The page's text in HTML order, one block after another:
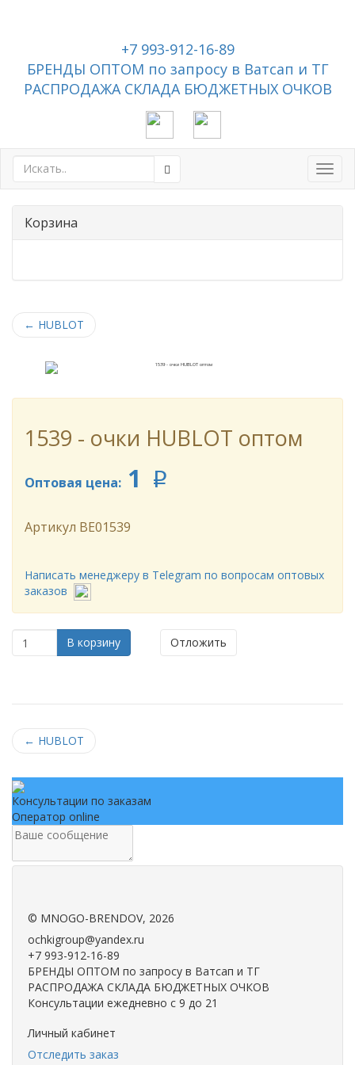
+7 993-912-16-89
БРЕНДЫ ОПТОМ по запросу в Ватсап и ТГ
РАСПРОДАЖА СКЛАДА БЮДЖЕТНЫХ ОЧКОВ
Корзина
← HUBLOT
1539 - очки HUBLOT оптом
Оптовая цена: 1 p
Артикул BE01539
Написать менеджеру в Telegram по вопросам оптовых
заказов
В корзину Отложить
← HUBLOT
Консультации по заказам
Оператор online
© MNOGO-BRENDOV, 2026
ochkigroup@yandex.ru
+7 993-912-16-89
БРЕНДЫ ОПТОМ по запросу в Ватсап и ТГ
РАСПРОДАЖА СКЛАДА БЮДЖЕТНЫХ ОЧКОВ
Консультации ежедневно с 9 до 21
Личный кабинет
Отследить заказ